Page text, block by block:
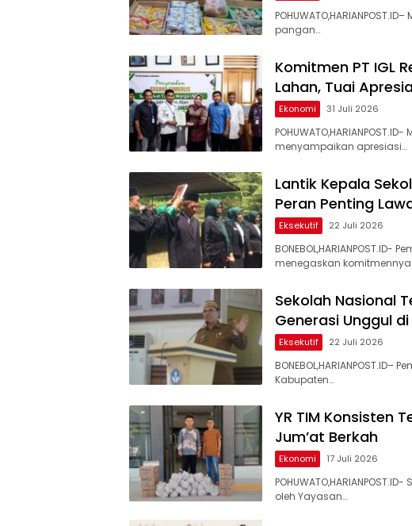
pangan…
Komitmen PT IGL
Lahan, Tuai
Ekonomi 31 Juli 2026
menyampaikan apresiasi…
Lantik Kepala
Peran Penting
Eksekutif 22 Juli 2026
menegaskan
Sekolah Nasional
Generasi Unggul
Eksekutif 22 Juli 2026
Kabupaten…
YR TIM Konsisten
Jum’at Berkah
Ekonomi 17 Juli 2026
oleh Yayasan…